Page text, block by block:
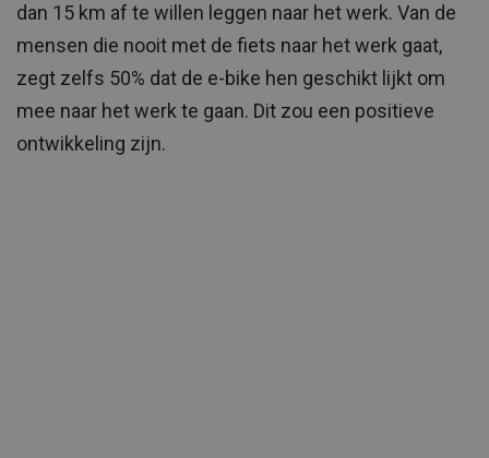
dan 15 km af te willen leggen naar het werk. Van de
mensen die nooit met de fiets naar het werk gaat,
zegt zelfs 50% dat de e-bike hen geschikt lijkt om
mee naar het werk te gaan. Dit zou een positieve
ontwikkeling zijn.